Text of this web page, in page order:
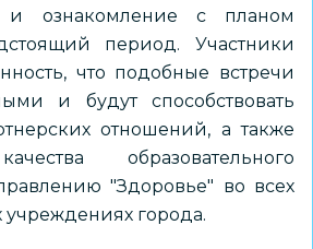
и ознакомление с планом
период. Участники
что подобные встречи
и будут способствовать
отношений, а также
образовательного
"Здоровье" во всех
учреждениях города.